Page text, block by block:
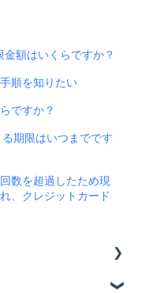
額はいくらですか？
順を知りたい
ですか？
期限はいつまでです
数を超過したため現
、クレジットカード
いて